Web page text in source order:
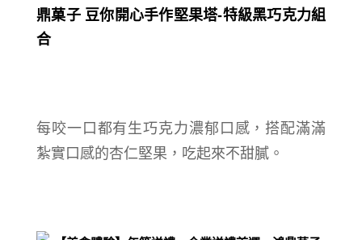
每咬一口都有生巧克力濃郁口感，搭配滿滿
紮實口感的杏仁堅果， 吃起來不甜膩 。